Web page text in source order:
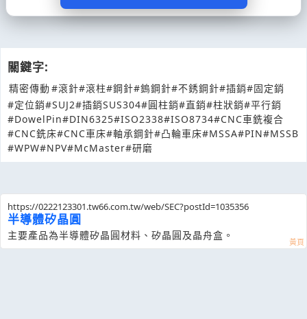
關鍵字:
精密傳動#滾針#滾柱#鋼針#鎢鋼針#不銹鋼針#插銷#固定銷
#定位銷#SUJ2#插銷SUS304#圓柱銷#直銷#柱狀銷#平行銷
#DowelPin#DIN6325#ISO2338#ISO8734#CNC車銑複合
#CNC銑床#CNC車床#軸承鋼針#凸輪車床#MSSA#PIN#MSSB
#WPW#NPV#McMaster#研磨
https://0222123301.tw66.com.tw/web/SEC?postId=1035356
半導體矽晶圓
主要產品為半導體矽晶圓材料、矽晶圓及晶舟盒。